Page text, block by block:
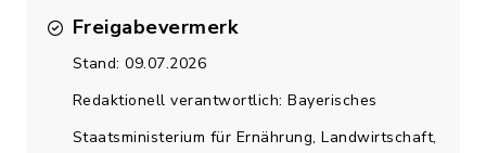
Freigabevermerk
Stand: 09.07.2026
Redaktionell verantwortlich: Bayerisches
Staatsministerium für Ernährung, Landwirtschaft,